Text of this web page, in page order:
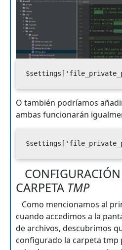
O también podríamos
ambas funcionarán
CARPETA TMP
Como mencionamos al
cuando accedimos a la
de archivos, descubrimos
configurado la carpeta tmp